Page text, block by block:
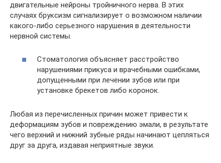
двигательные нейроны тройничного нерва. В этих
случаях бруксизм сигнализирует о возможном наличии
какого-либо серьезного нарушения в деятельности
нервной системы.
Стоматология объясняет расстройство
нарушениями прикуса и врачебными ошибками,
допущенными при лечении зубов или при
установке брекетов либо коронок.
Любая из перечисленных причин может привести к
деформациям зубов и повреждению эмали, в результате
чего верхний и нижний зубные ряды начинают цепляться
друг за друга, издавая неприятные звуки.